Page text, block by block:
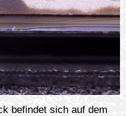
befindet sich auf dem